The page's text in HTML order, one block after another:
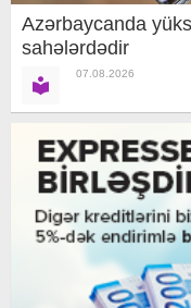
Azərbaycanda
sahələrdədir
07.08.2026